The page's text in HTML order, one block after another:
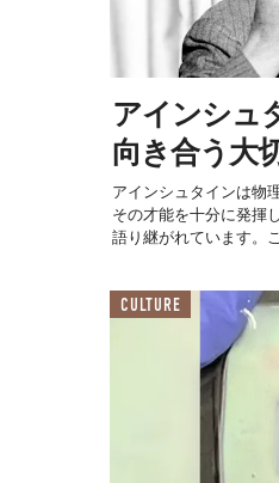
アインシュ
向き合う大
アインシュタインは物
その才能を十分に発揮
語り継がれています。
CULTURE